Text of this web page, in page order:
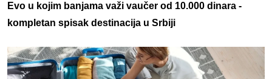
Evo u kojim banjama važi vaučer od 10.000 dinara -
kompletan spisak destinacija u Srbiji